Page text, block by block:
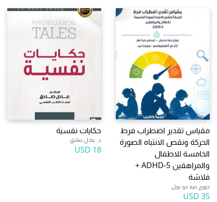
مقياس تقدير اضطراب فرط
الحركة ونقص الانتباه الصورة
الخامسة للاطفال
والمراهقين ADHD-5 +
فلاشة
جورج جيه دو بول
35 USD
حكايات نفسية
د. عادل صادق
18 USD